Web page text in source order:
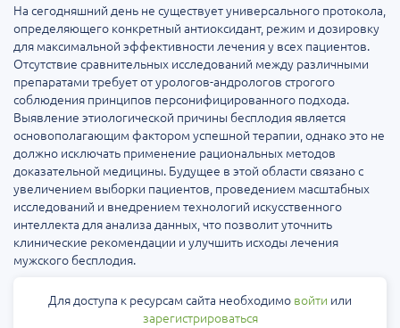
На сегодняшний день не существует универсального протокола,
определяющего конкретный антиоксидант, режим и дозировку
для максимальной эффективности лечения у всех пациентов.
Отсутствие сравнительных исследований между различными
препаратами требует от урологов-андрологов строгого
соблюдения принципов персонифицированного подхода.
Выявление этиологической причины бесплодия является
основополагающим фактором успешной терапии, однако это не
должно исключать применение рациональных методов
доказательной медицины. Будущее в этой области связано с
увеличением выборки пациентов, проведением масштабных
исследований и внедрением технологий искусственного
интеллекта для анализа данных, что позволит уточнить
клинические рекомендации и улучшить исходы лечения
мужского бесплодия.
Для доступа к ресурсам сайта необходимо войти или
зарегистрироваться